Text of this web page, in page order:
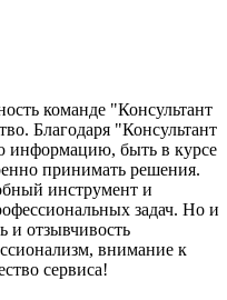
команде "Консультант
Благодаря "Консультант
быть в курсе
принимать решения.
инструмент и
задач. Но и
и отзывчивость
внимание к
сервиса!